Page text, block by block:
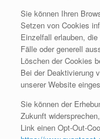
Sie können Ihren
Setzen von Cookies
Einzelfall erlauben,
Fälle oder generell
Löschen der Cookies
Bei der Deaktivierung
unserer Website
Sie können der
Zukunft
Link einen Opt-Out-